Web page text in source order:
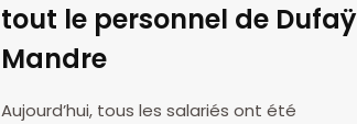
tout le personnel de Dufaÿ
Mandre
Aujourd’hui, tous les salariés ont été